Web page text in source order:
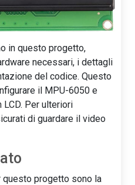
in questo progetto,
necessari, i dettagli
del codice. Questo
il MPU-6050 e
Per ulteriori
di guardare il video
progetto sono la